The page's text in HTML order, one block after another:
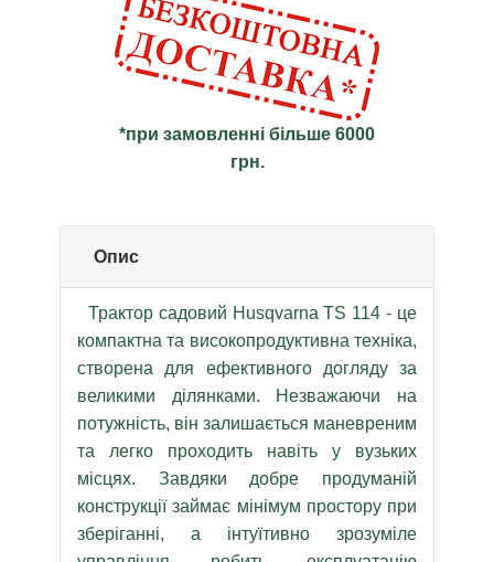
*при замовленні більше 6000
грн.
Опис
Трактор садовий Husqvarna TS 114 - це
компактна та високопродуктивна техніка,
створена для ефективного догляду за
великими ділянками. Незважаючи на
потужність, він залишається маневреним
та легко проходить навіть у вузьких
місцях. Завдяки добре продуманій
конструкції займає мінімум простору при
зберіганні, а інтуїтивно зрозуміле